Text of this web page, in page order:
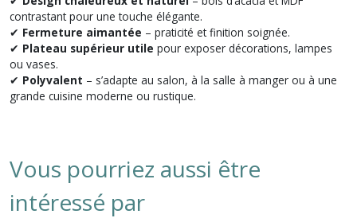
contrastant pour une touche élégante.
✔ Fermeture aimantée – praticité et finition soignée.
✔ Plateau supérieur utile pour exposer décorations, lampes
ou vases.
✔ Polyvalent – s’adapte au salon, à la salle à manger ou à une
grande cuisine moderne ou rustique.
Vous pourriez aussi être
intéressé par